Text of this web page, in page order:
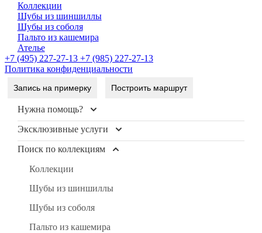
Коллекции
Шубы из шиншиллы
Шубы из соболя
Пальто из кашемира
Ателье
+7 (495) 227-27-13 +7 (985) 227-27-13
Политика конфиденциальности
Запись на примерку Построить маршрут
Нужна помощь?
Контакты
Доставка и оплата
FAQ
Условия продажи
Блог
Эксклюзивные услуги
Уход и чистка меха
Рестайлинг меха
Хранение шуб
Пошив изделий
Индивидуальный пошив одежды из кожи, кашемира
Поиск по коллекциям
Коллекции
Шубы из шиншиллы
Шубы из соболя
Пальто из кашемира